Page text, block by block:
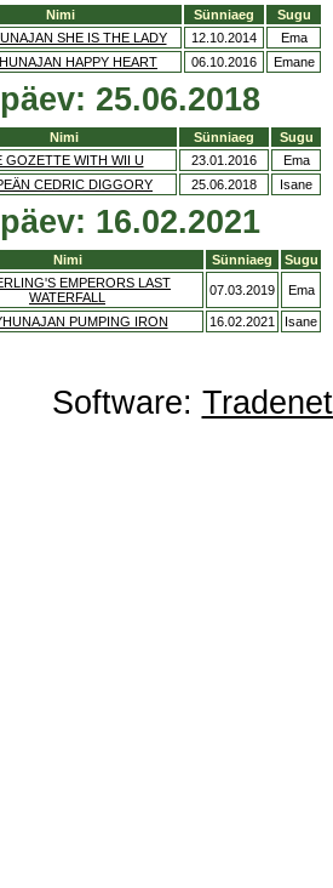
Nimi Sünniaeg
Sugu
SHE IS THE LADY 12.10.2014
Ema
HAPPY HEART 06.10.2016 Emane
25.06.2018
Nimi Sünniaeg
Sugu
GOZETTE WITH WII U 23.01.2016
Ema
CEDRIC DIGGORY 25.06.2018 Isane
16.02.2021
Nimi Sünniaeg Sugu
EMPERORS LAST
WATERFALL
07.03.2019 Ema
PUMPING IRON 16.02.2021 Isane
Software: